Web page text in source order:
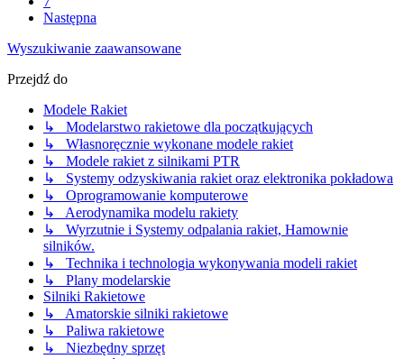
Następna
Wyszukiwanie zaawansowane
Przejdź do
Modele Rakiet
↳ Modelarstwo rakietowe dla początkujących
↳ Własnoręcznie wykonane modele rakiet
↳ Modele rakiet z silnikami PTR
↳ Systemy odzyskiwania rakiet oraz elektronika pokładowa
↳ Oprogramowanie komputerowe
↳ Aerodynamika modelu rakiety
↳ Wyrzutnie i Systemy odpalania rakiet, Hamownie
silników.
↳ Technika i technologia wykonywania modeli rakiet
↳ Plany modelarskie
Silniki Rakietowe
↳ Amatorskie silniki rakietowe
↳ Paliwa rakietowe
↳ Niezbędny sprzęt